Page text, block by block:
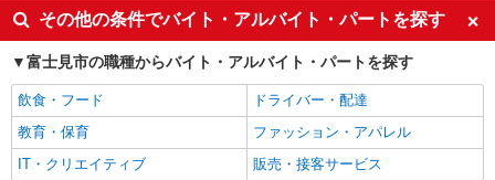
入社日応相談
未経験歓迎
経験者・有資格者歓迎
新卒・第二新卒歓迎
女性活躍中
主婦・主夫歓迎
フリーター歓迎
学歴不問
ブランクOK
ミドル（40代～）活躍中
エルダー（50代～）活躍中
シニア（60代～）活躍中
その他の条件でバイト・アルバイト・パートを探す
富士見市の職種からバイト・アルバイト・パートを探す
飲食・フード
ドライバー・配達
教育・保育
ファッション・アパレル
IT・クリエイティブ
販売・接客サービス